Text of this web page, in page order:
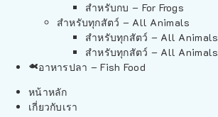
สำหรับกบ – For Frogs
สำหรับทุกสัตว์ – All Animals
สำหรับทุกสัตว์ – All Animals
สำหรับทุกสัตว์ – All Animals
อาหารปลา – Fish Food
หน้าหลัก
เกี่ยวกับเรา